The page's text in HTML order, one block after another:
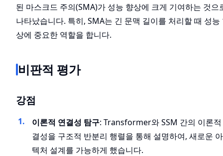
된 마스크드 주의(SMA)가 성능 향상에 크게 기여하는 것으
나타났습니다. 특히, SMA는 긴 문맥 길이를 처리할 때 성능
상에 중요한 역할을 합니다.
비판적 평가
강점
이론적 연결성 탐구: Transformer와 SSM 간의 이론
결성을 구조적 반분리 행렬을 통해 설명하여, 새로운
텍처 설계를 가능하게 했습니다.